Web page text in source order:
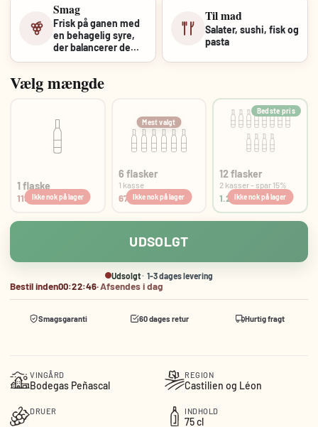
Smag
Frisk på ganen med
en behagelig syre,
der balancerer de
frugtige noter...
Til mad
Salater, sushi, fisk og
pasta
Udsolgt 1-3 dages levering
Bestil inden00:22:46·Afsendes i dag
1 flaske
119,00 kr
Mest valgt
6 flasker
1 kasse
678,30 kr.
Bedste pris
12 flasker
2 kasser - spar 15%
1.213,80 kr.
UDSOLGT
Smagsgaranti 60 dages retur Hurtig fragt
VINGÅRD
Bodegas Peñascal
REGION
Castilien og Léon
DRUER INDHOLD
75 cl